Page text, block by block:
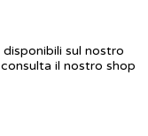
sul nostro
il nostro shop